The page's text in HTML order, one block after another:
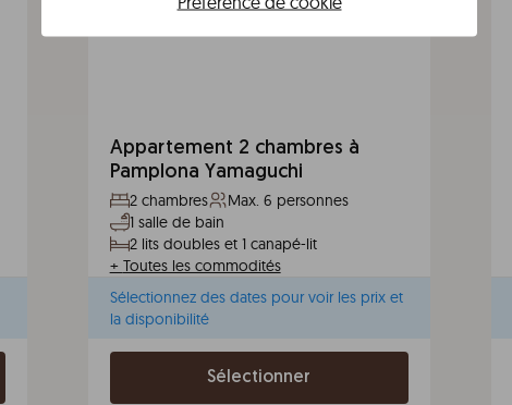
Appartement 2 chambres à
Pamplona Yamaguchi
2 chambres
Max. 6 personnes
1 salle de bain
2 lits doubles et 1 canapé-lit
+ Toutes les commodités
Sélectionnez des dates pour voir les prix et
la disponibilité
Sélectionner